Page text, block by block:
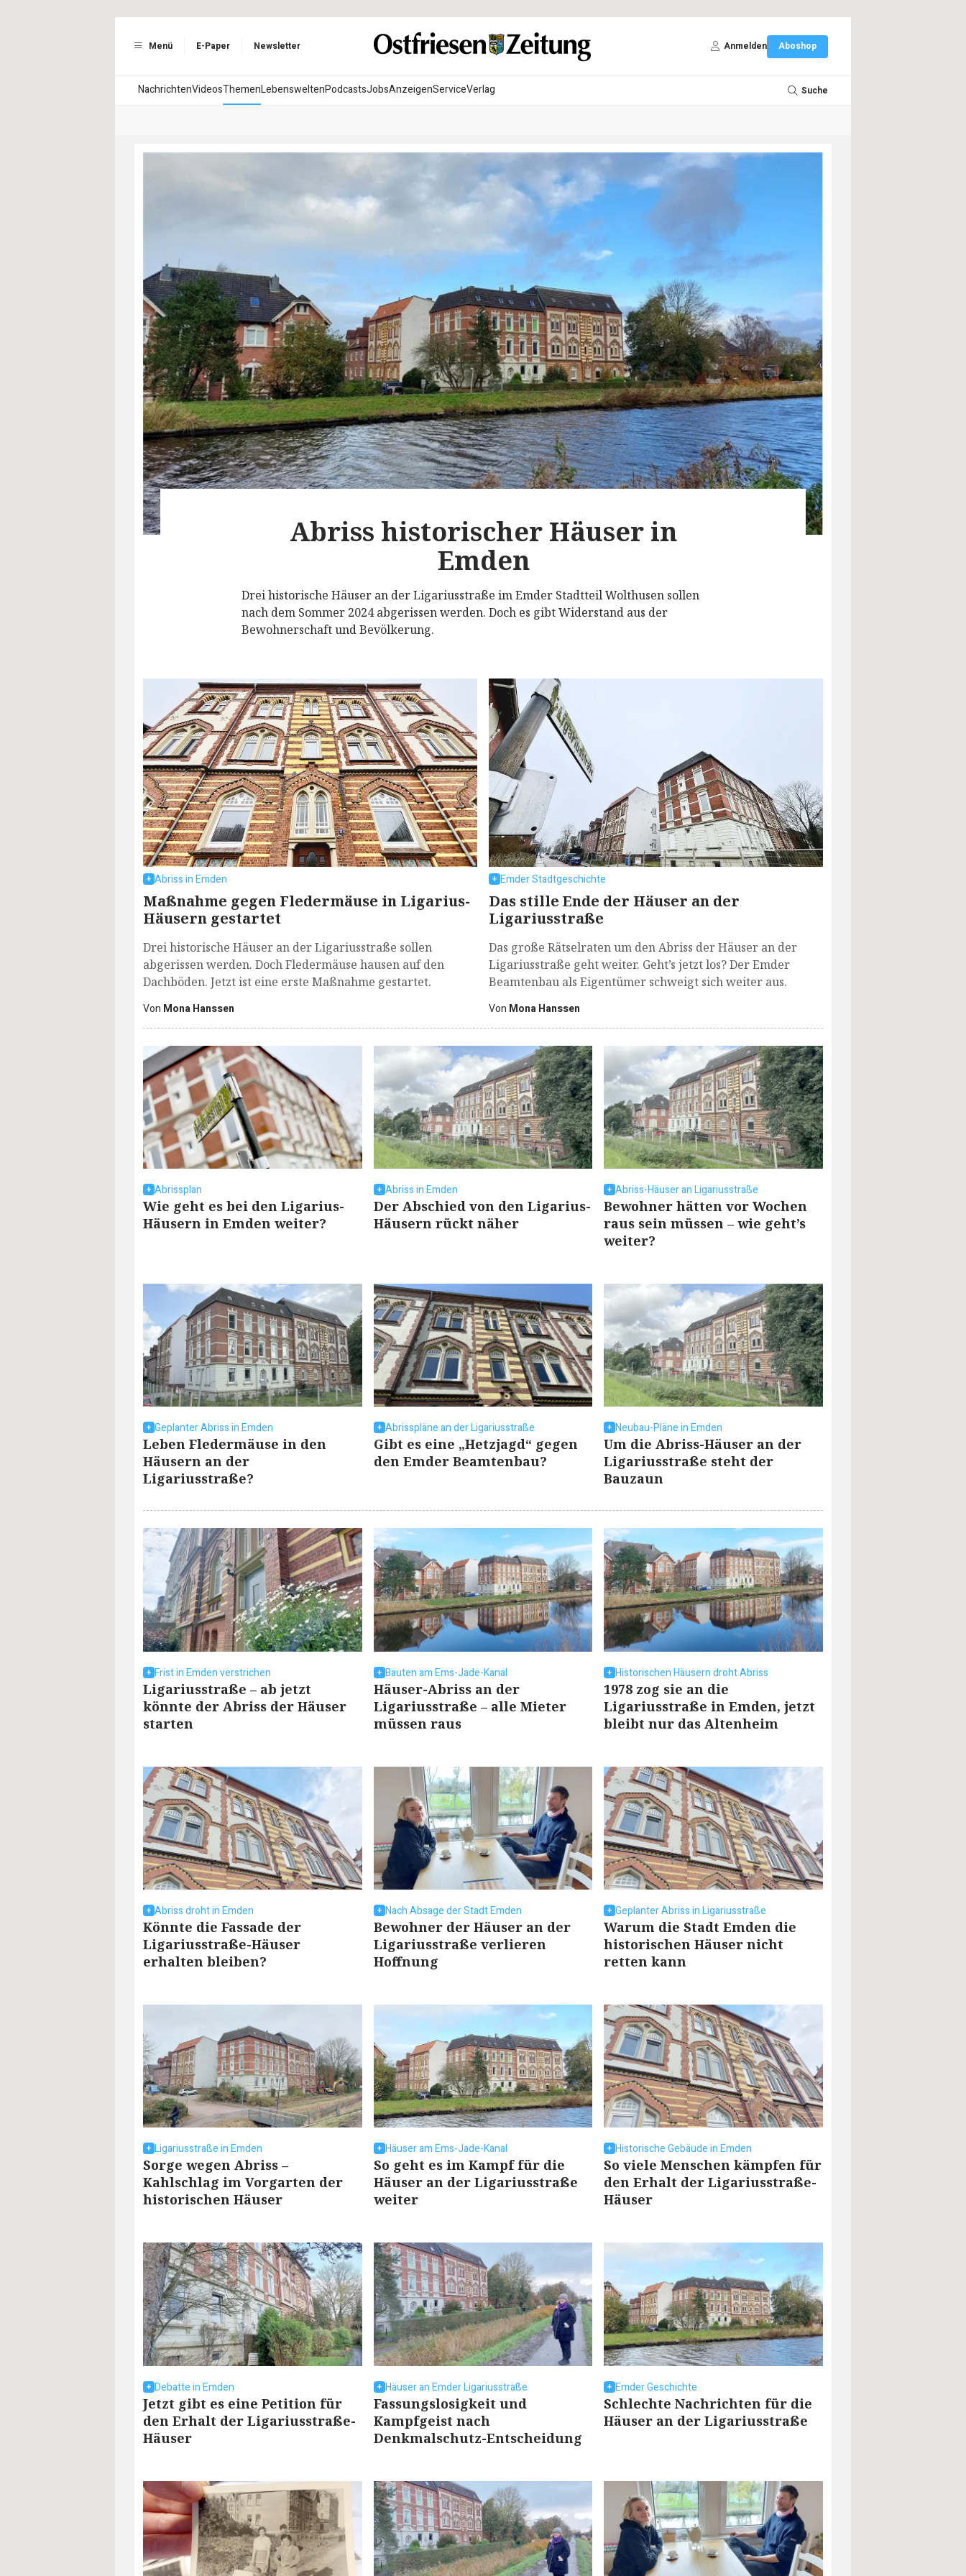
Menü E-Paper Newsletter Anmelden Aboshop
NachrichtenVideosThemenLebensweltenPodcastsJobsAnzeigenServiceVerlag Suche
Abriss historischer Häuser in
Emden
Drei historische Häuser an der Ligariusstraße im Emder Stadtteil Wolthusen sollen
nach dem Sommer 2024 abgerissen werden. Doch es gibt Widerstand aus der
Bewohnerschaft und Bevölkerung.
Abriss in Emden
Maßnahme gegen Fledermäuse in Ligarius-
Häusern gestartet
Drei historische Häuser an der Ligariusstraße sollen
abgerissen werden. Doch Fledermäuse hausen auf den
Dachböden. Jetzt ist eine erste Maßnahme gestartet.
Von Mona Hanssen
Emder Stadtgeschichte
Das stille Ende der Häuser an der
Ligariusstraße
Das große Rätselraten um den Abriss der Häuser an der
Ligariusstraße geht weiter. Geht’s jetzt los? Der Emder
Beamtenbau als Eigentümer schweigt sich weiter aus.
Von Mona Hanssen
Abrissplan
Wie geht es bei den Ligarius-
Häusern in Emden weiter?
Abriss in Emden
Der Abschied von den Ligarius-
Häusern rückt näher
Abriss-Häuser an Ligariusstraße
Bewohner hätten vor Wochen
raus sein müssen – wie geht’s
weiter?
Geplanter Abriss in Emden
Leben Fledermäuse in den
Häusern an der
Ligariusstraße?
Abrisspläne an der Ligariusstraße
Gibt es eine „Hetzjagd“ gegen
den Emder Beamtenbau?
Neubau-Pläne in Emden
Um die Abriss-Häuser an der
Ligariusstraße steht der
Bauzaun
Frist in Emden verstrichen
Ligariusstraße – ab jetzt
könnte der Abriss der Häuser
starten
Bauten am Ems-Jade-Kanal
Häuser-Abriss an der
Ligariusstraße – alle Mieter
müssen raus
Historischen Häusern droht Abriss
1978 zog sie an die
Ligariusstraße in Emden, jetzt
bleibt nur das Altenheim
Abriss droht in Emden
Könnte die Fassade der
Ligariusstraße-Häuser
erhalten bleiben?
Nach Absage der Stadt Emden
Bewohner der Häuser an der
Ligariusstraße verlieren
Hoffnung
Geplanter Abriss in Ligariusstraße
Warum die Stadt Emden die
historischen Häuser nicht
retten kann
Ligariusstraße in Emden
Sorge wegen Abriss –
Kahlschlag im Vorgarten der
historischen Häuser
Häuser am Ems-Jade-Kanal
So geht es im Kampf für die
Häuser an der Ligariusstraße
weiter
Historische Gebäude in Emden
So viele Menschen kämpfen für
den Erhalt der Ligariusstraße-
Häuser
Debatte in Emden
Jetzt gibt es eine Petition für
den Erhalt der Ligariusstraße-
Häuser
Häuser an Emder Ligariusstraße
Fassungslosigkeit und
Kampfgeist nach
Denkmalschutz-Entscheidung
Emder Geschichte
Schlechte Nachrichten für die
Häuser an der Ligariusstraße